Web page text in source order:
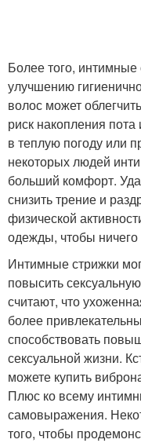
Более того, интимные
улучшению
волос может
риск накопления
в теплую погоду или
некоторых людей
больший комфорт.
снизить трение и
физической
одежды, чтобы
Интимные стрижки
повысить
считают, что
более
способствовать
сексуальной жизни.
можете купить
Плюс ко всему
самовыражения.
того, чтобы